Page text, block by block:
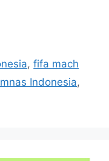
,fifa mach
Indonesia,